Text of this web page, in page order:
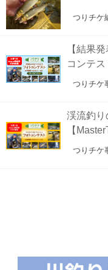
つりチケ
【結果
コンテス
つりチケ
渓流釣り
【
つりチケ